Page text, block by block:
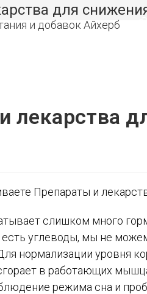
для
лекарства
слишком много
есть углеводы, мы не
нормализации уровня
в работающих
режима сна и